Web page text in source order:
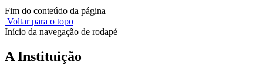
Fim do conteúdo da página
Voltar para o topo
Início da navegação de rodapé
A Instituição